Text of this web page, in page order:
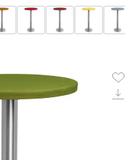
Фуршетная мебель
Барная мебель